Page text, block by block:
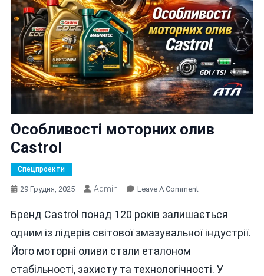
Особливості моторних олив
Castrol
Спецпроекти
29 Грудня, 2025 Admin Leave A CommentOn
Моторних
Олив
Бренд Castrol понад 120 років залишається
одним із лідерів світової змазувальної індустрії.
Його моторні оливи стали еталоном
стабільності, захисту та технологічності. У